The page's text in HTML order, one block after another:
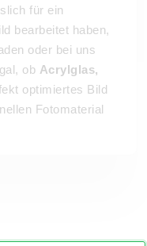
für ein
bearbeitet haben,
oder bei uns
ob Acrylglas,
optimiertes Bild
Fotomaterial